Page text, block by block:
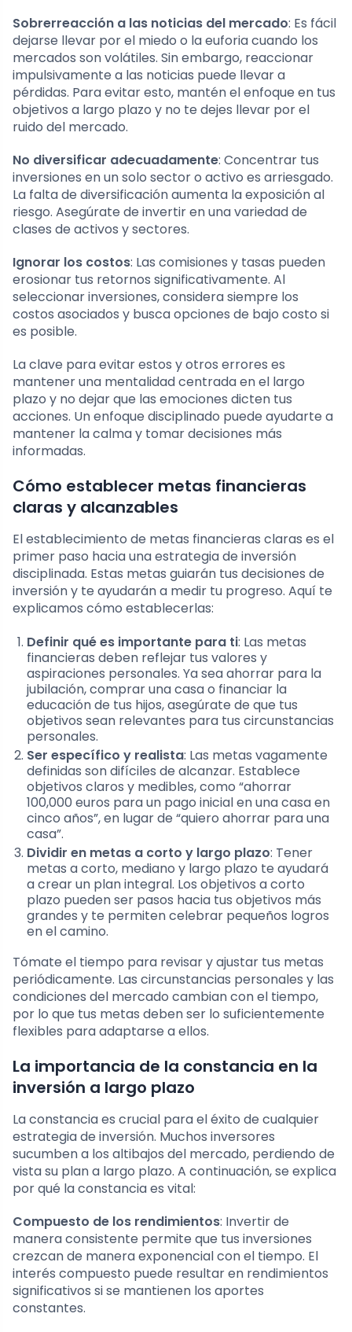
Sobrerreacción a las noticias del mercado: Es fácil
dejarse llevar por el miedo o la euforia cuando los
mercados son volátiles. Sin embargo, reaccionar
impulsivamente a las noticias puede llevar a
pérdidas. Para evitar esto, mantén el enfoque en tus
objetivos a largo plazo y no te dejes llevar por el
ruido del mercado.
No diversificar adecuadamente: Concentrar tus
inversiones en un solo sector o activo es arriesgado.
La falta de diversificación aumenta la exposición al
riesgo. Asegúrate de invertir en una variedad de
clases de activos y sectores.
Ignorar los costos: Las comisiones y tasas pueden
erosionar tus retornos significativamente. Al
seleccionar inversiones, considera siempre los
costos asociados y busca opciones de bajo costo si
es posible.
La clave para evitar estos y otros errores es
mantener una mentalidad centrada en el largo
plazo y no dejar que las emociones dicten tus
acciones. Un enfoque disciplinado puede ayudarte a
mantener la calma y tomar decisiones más
informadas.
Cómo establecer metas financieras
claras y alcanzables
El establecimiento de metas financieras claras es el
primer paso hacia una estrategia de inversión
disciplinada. Estas metas guiarán tus decisiones de
inversión y te ayudarán a medir tu progreso. Aquí te
explicamos cómo establecerlas:
Definir qué es importante para ti: Las metas
financieras deben reflejar tus valores y
aspiraciones personales. Ya sea ahorrar para la
jubilación, comprar una casa o financiar la
educación de tus hijos, asegúrate de que tus
objetivos sean relevantes para tus circunstancias
personales.
Ser específico y realista: Las metas vagamente
definidas son difíciles de alcanzar. Establece
objetivos claros y medibles, como “ahorrar
100,000 euros para un pago inicial en una casa en
cinco años”, en lugar de “quiero ahorrar para una
casa”.
Dividir en metas a corto y largo plazo: Tener
metas a corto, mediano y largo plazo te ayudará
a crear un plan integral. Los objetivos a corto
plazo pueden ser pasos hacia tus objetivos más
grandes y te permiten celebrar pequeños logros
en el camino.
Tómate el tiempo para revisar y ajustar tus metas
periódicamente. Las circunstancias personales y las
condiciones del mercado cambian con el tiempo,
por lo que tus metas deben ser lo suficientemente
flexibles para adaptarse a ellos.
La importancia de la constancia en la
inversión a largo plazo
La constancia es crucial para el éxito de cualquier
estrategia de inversión. Muchos inversores
sucumben a los altibajos del mercado, perdiendo de
vista su plan a largo plazo. A continuación, se explica
por qué la constancia es vital:
Compuesto de los rendimientos: Invertir de
manera consistente permite que tus inversiones
crezcan de manera exponencial con el tiempo. El
interés compuesto puede resultar en rendimientos
significativos si se mantienen los aportes
constantes.